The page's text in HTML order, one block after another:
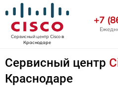
Сервисный центр Ciscoв
Краснодаре
+7
Сервисный центр
Краснодаре